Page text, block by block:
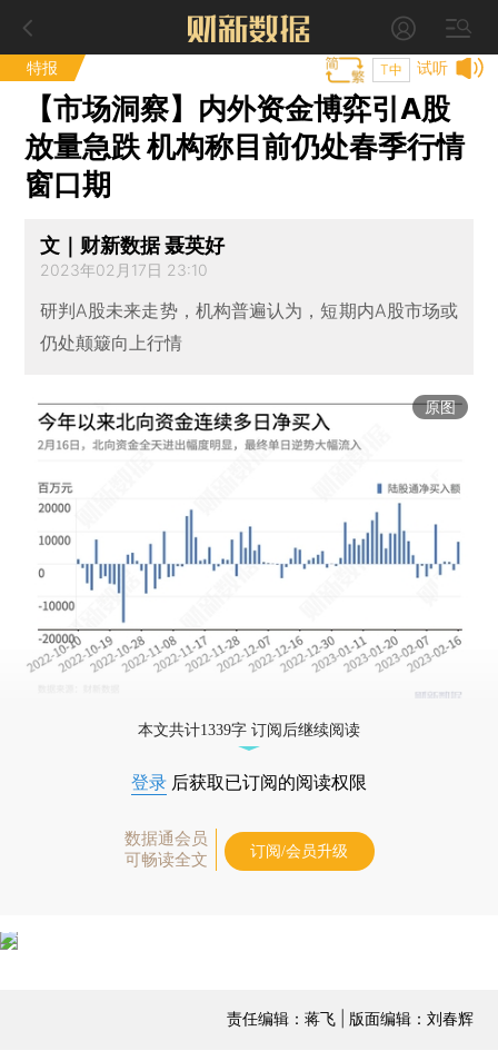
特报 试听
T中
【市场洞察】内外资金博弈引A股
放量急跌 机构称目前仍处春季行情
窗口期
文｜财新数据 聂英好
2023年02月17日 23:10
研判A股未来走势，机构普遍认为，短期内A股市场或
仍处颠簸向上行情
原图
本文共计1339字 订阅后继续阅读
登录 后获取已订阅的阅读权限
数据通会员
可畅读全文
订阅/会员升级
责任编辑：蒋飞 | 版面编辑：刘春辉